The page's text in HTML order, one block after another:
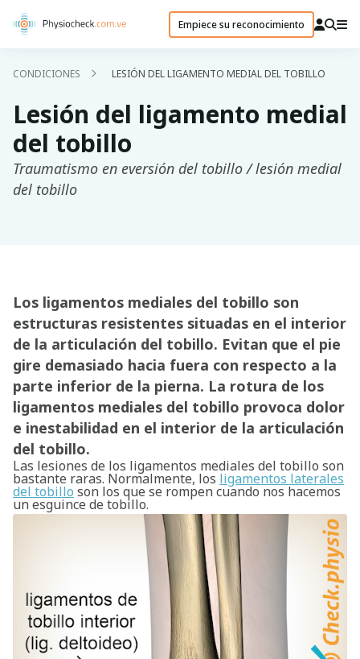
Empiece su reconocimiento
CONDICIONES LESIÓN DEL LIGAMENTO MEDIAL DEL TOBILLO
Lesión del ligamento medial
del tobillo
Traumatismo en eversión del tobillo / lesión medial
del tobillo
Los ligamentos mediales del tobillo son
estructuras resistentes situadas en el interior
de la articulación del tobillo. Evitan que el pie
gire demasiado hacia fuera con respecto a la
parte inferior de la pierna. La rotura de los
ligamentos mediales del tobillo provoca dolor
e inestabilidad en el interior de la articulación
del tobillo.
Las lesiones de los ligamentos mediales del tobillo son
bastante raras. Normalmente, los ligamentos laterales
del tobillo son los que se rompen cuando nos hacemos
un esguince de tobillo.